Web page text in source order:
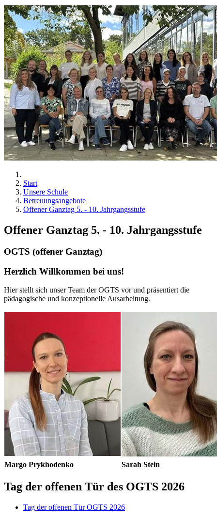
Start
Unsere Schule
Betreuungsangebote
Offener Ganztag 5. - 10. Jahrgangsstufe
Offener Ganztag 5. - 10. Jahrgangsstufe
OGTS (offener Ganztag)
Herzlich Willkommen bei uns!
Hier stellt sich unser Team der OGTS vor und präsentiert die
pädagogische und konzeptionelle Ausarbeitung.
Margo Prykhodenko Sarah Stein
Tag der offenen Tür des OGTS 2026
Tag der offenen Tür OGTS 2026